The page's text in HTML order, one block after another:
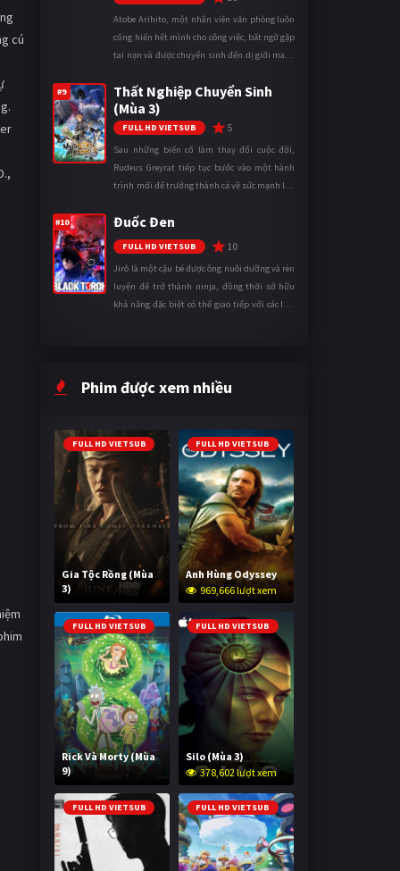
cú
Atobe Arihito, một nhân viên văn phòng luôn
cống hiến hết mình cho công việc, bất ngờ gặp
tai nạn và được chuyển sinh đến dị giới mang
thành một mạo hiểm gi ...
#9
Thất Nghiệp Chuyển Sinh
(Mùa 3)
FULL HD VIETSUB 5
Sau những biến cố làm thay đổi cuộc đời,
Rudeus Greyrat tiếp tục bước vào một hành
trình mới để trưởng thành cả về sức mạnh lẫn
ngày càng khắc nghiệt, anh ...
#10 Đuốc Đen
FULL HD VIETSUB 10
Jirô là một cậu bé được ông nuôi dưỡng và rèn
luyện để trở thành ninja, đồng thời sở hữu
khả năng đặc biệt có thể giao tiếp với các loài
Phim được xem nhiều
FULL HD VIETSUB
Gia Tộc Rồng (Mùa
3)
2,034,904 lượt xem
FULL HD VIETSUB
Anh Hùng Odyssey
969,666 lượt xem
FULL HD VIETSUB
Rick Và Morty (Mùa
9)
3,004,533 lượt xem
FULL HD VIETSUB
Silo (Mùa 3)
378,602 lượt xem
FULL HD VIETSUB FULL HD VIETSUB